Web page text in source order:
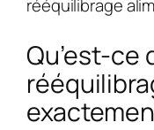
rééquilibrage
Qu’est-ce